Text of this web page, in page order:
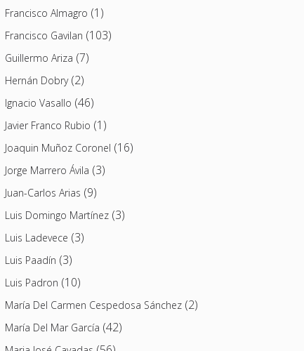
Francisco Almagro (1)
Francisco Gavilan (103)
Guillermo Ariza (7)
Hernán Dobry(2)
Ignacio Vasallo (46)
Javier Franco Rubio (1)
Joaquin Muñoz Coronel (16)
Jorge Marrero Ávila (3)
Juan-Carlos Arias (9)
Luis Domingo Martínez(3)
Luis Ladevece (3)
Luis Paadín (3)
Luis Padron (10)
María Del Carmen Cespedosa Sánchez(2)
María Del Mar García (42)